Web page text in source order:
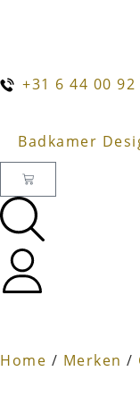
+31 6 44 00 92
Badkamer
Home / Merken /